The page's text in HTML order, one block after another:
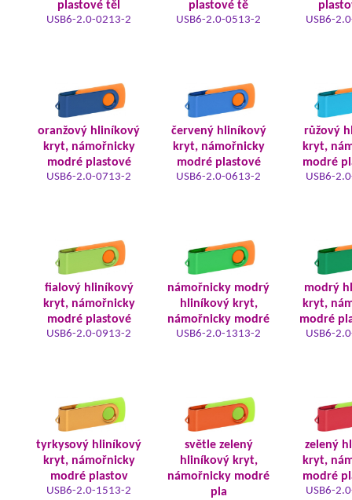
plastové těl
USB6-2.0-0213-2
plastové tě
USB6-2.0-0513-2 USB6-
oranžový hliníkový
kryt, námořnicky
modré plastové
USB6-2.0-0713-2
červený hliníkový
kryt, námořnicky
modré plastové
USB6-2.0-0613-2
růžový
kryt,
modré
USB6-
fialový hliníkový
kryt, námořnicky
modré plastové
USB6-2.0-0913-2
námořnicky modrý
hliníkový kryt,
námořnicky modré
USB6-2.0-1313-2
modrý
kryt,
modré
USB6-
tyrkysový hliníkový
kryt, námořnicky
modré plastov
USB6-2.0-1513-2
světle zelený
hliníkový kryt,
námořnicky modré
pla
zelený
kryt,
modré
USB6-